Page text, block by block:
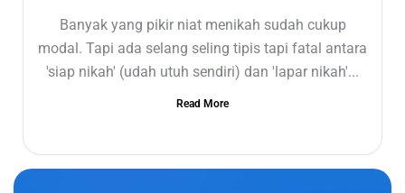
Banyak yang pikir niat menikah sudah cukup
modal. Tapi ada selang seling tipis tapi fatal antara
'siap nikah' (udah utuh sendiri) dan 'lapar nikah'...
Read More